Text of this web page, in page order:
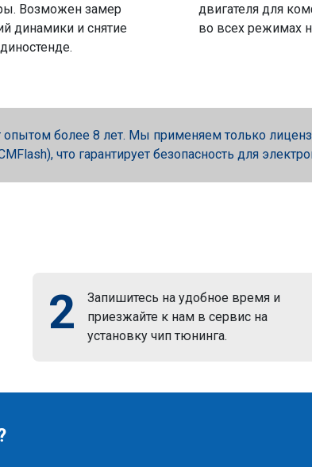
Возможен замер
динамики и снятие
двигателя для
во всех режимах
более 8 лет. Мы применяем только
что гарантирует безопасность для
2
Запишитесь на удобное время и
приезжайте к нам в сервис на
установку чип тюнинга.